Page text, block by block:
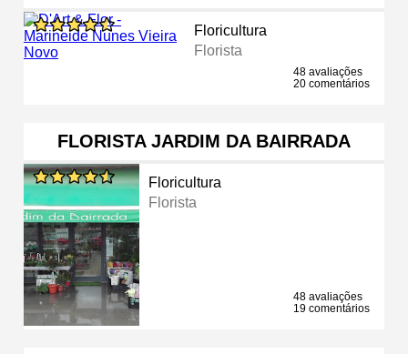
Floricultura
Florista
48 avaliações
20 comentários
FLORISTA JARDIM DA BAIRRADA
Floricultura
Florista
48 avaliações
19 comentários